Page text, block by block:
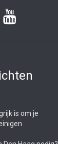
is om je